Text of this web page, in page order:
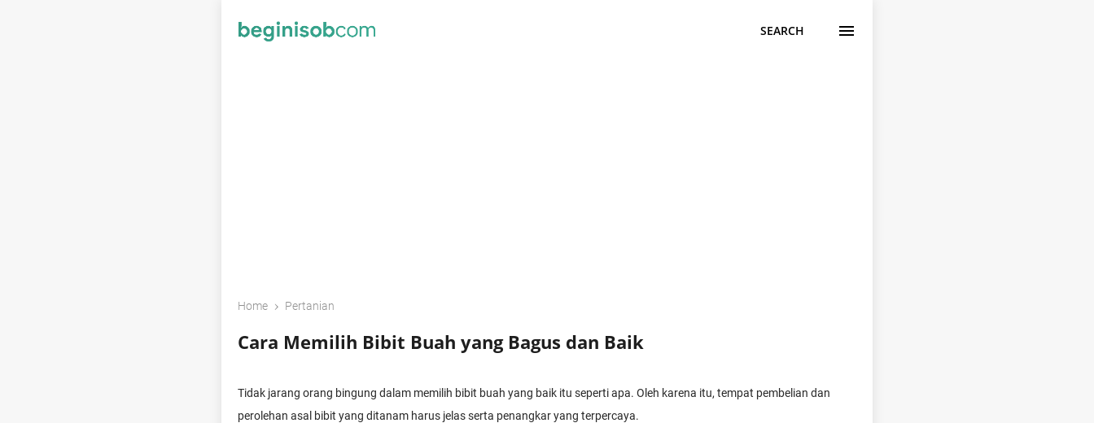
SEARCH
Home › Pertanian
Cara Memilih Bibit Buah yang Bagus dan Baik
Tidak jarang orang bingung dalam memilih bibit buah yang baik itu seperti apa. Oleh karena itu, tempat pembelian dan
perolehan asal bibit yang ditanam harus jelas serta penangkar yang terpercaya.